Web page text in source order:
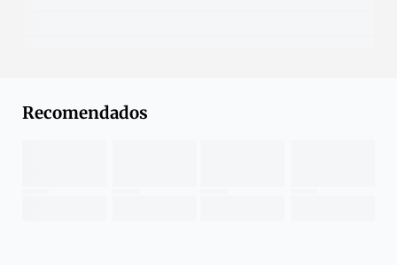
Recomendados